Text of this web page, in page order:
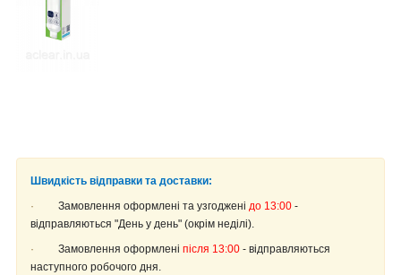
Швидкість відправки та доставки:
·
Замовлення оформлені та узгоджені до 13:00 -
відправляються "День у день" (окрім неділі).
·
Замовлення оформлені після 13:00 - відправляються
наступного робочого дня.